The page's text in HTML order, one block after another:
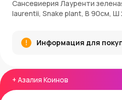
+ Азалия Коинов
потребоваться до 2-х недель.
входят растение, земля и
поэтому он всегда будет
на сайте.
Сансевиерия Лауренти
laurentii, Snake plant, В 90см, Ш
Информация для